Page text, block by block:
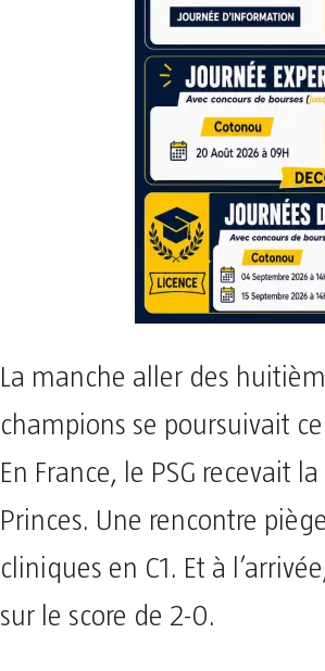
La manche aller des
champions se poursuivait
En France, le PSG recevait
Princes. Une rencontre
cliniques en C1. Et à
sur le score de 2-0.